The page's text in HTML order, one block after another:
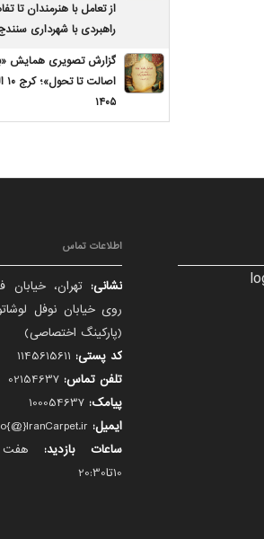
از تعامل با هنرمندان تا
راهبردی با شهرداری
گزارش تصویری همایش
۱۴۰۵
اطلاعات تماس
نشانی: تهران، خیابان
(پارکینگ اختصاصی)
کد پستی:
تلفن تماس:
پیامک:
ایمیل:
ساعات بازدید:
10تا20:30